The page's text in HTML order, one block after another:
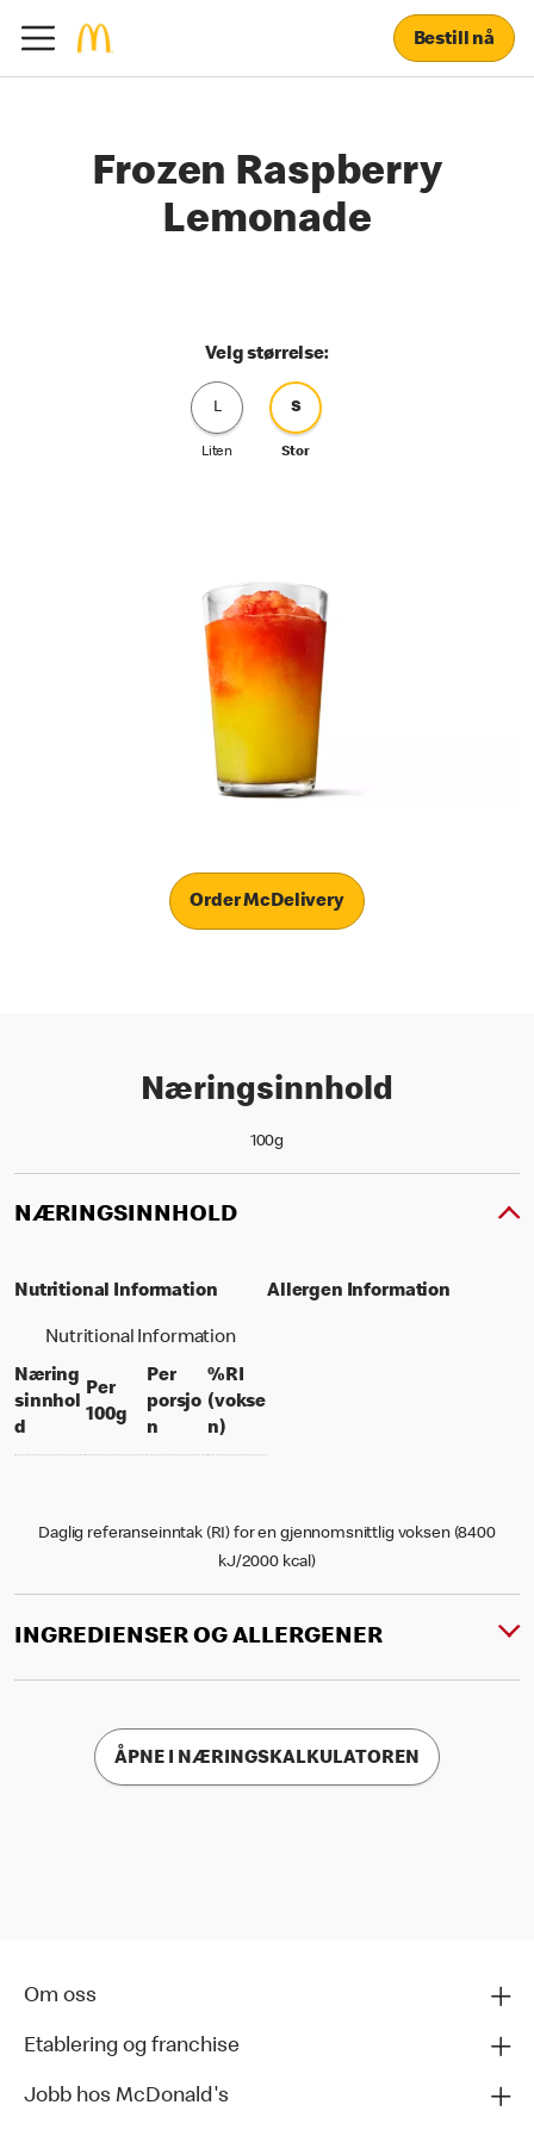
Bestill nå
Frozen Raspberry
Lemonade
Velg størrelse:
L
Liten
S
Stor
Order McDelivery
Næringsinnhold
100g
NÆRINGSINNHOLD
Nutritional Information
Nutritional Information
Næring
sinnhol
d
Per
100gper 100 grams
Per
porsjo
nper portion
%RI
(vokse
n)% daily value for an adult
Allergen Information
Daglig referanseinntak (RI) for en gjennomsnittlig voksen (8400
kJ/2000 kcal)
INGREDIENSER OG ALLERGENER
ÅPNE I NÆRINGSKALKULATOREN
Om oss
Etablering og franchise
Jobb hos McDonald's